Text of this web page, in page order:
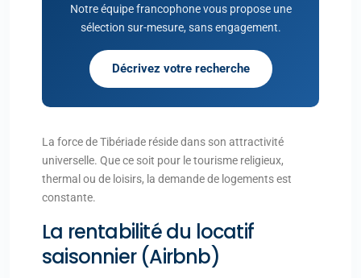
Notre équipe francophone vous propose une
sélection sur-mesure, sans engagement.
Décrivez votre recherche
La force de Tibériade réside dans son attractivité
universelle. Que ce soit pour le tourisme religieux,
thermal ou de loisirs, la demande de logements est
constante.
La rentabilité du locatif
saisonnier (Airbnb)